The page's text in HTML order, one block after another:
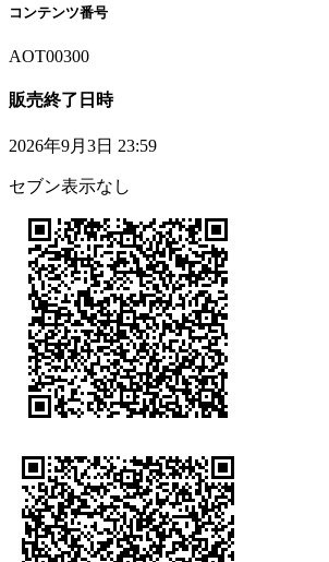
コンテンツ番号
AOT00300
販売終了日時
2026年9月3日 23:59
セブン表示なし